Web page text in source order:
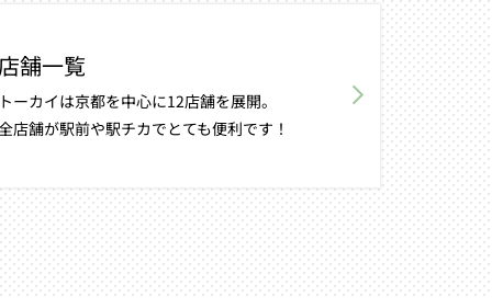
舗一覧
ーカイは京都を中心に12店舗を展開。
店舗が駅前や駅チカでとても便利です！